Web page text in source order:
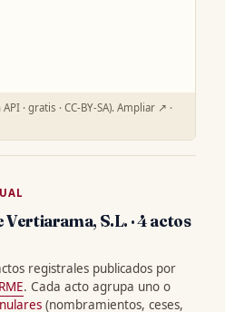
· gratis · CC-BY-SA). Ampliar ↗ ·
S.L. · 4 actos
registrales publicados por
. Cada acto agrupa uno o
(nombramientos, ceses,